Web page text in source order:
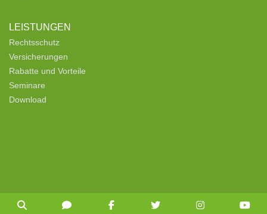
LEISTUNGEN
Rechtsschutz
Versicherungen
Rabatte und Vorteile
Seminare
Download